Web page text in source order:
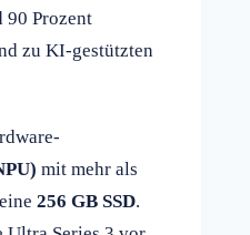
90 Prozent
zu KI-gestützten
mit mehr als
256 GB SSD.